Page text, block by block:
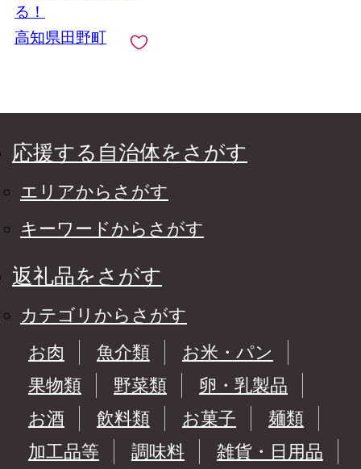
る！
高知県田野町
応援する自治体をさがす
エリアからさがす
キーワードからさがす
返礼品をさがす
カテゴリからさがす
お肉
魚介類
お米・パン
果物類
野菜類
卵・乳製品
お酒
飲料類 お菓子
麺類
加工品等
調味料
雑貨・日用品